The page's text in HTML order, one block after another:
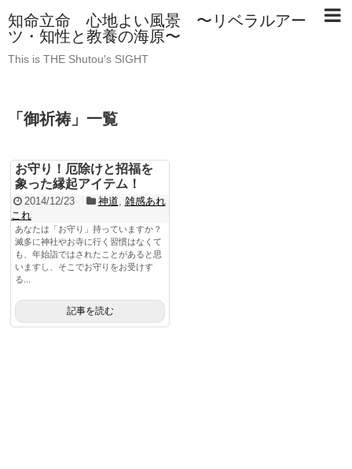
知命立命 心地よい風景 〜リベラルアー
ツ・知性と教養の海原〜
This is THE Shutou's SIGHT
「 御祈祷」 一覧
お守り！厄除けと招福を
象った縁起アイテム！
2014/12/23 神道 雑感あれ
これ
あなたは「お守り」持っていますか？
滅多に神社やお寺に行く習慣はなくて
も、年始詣ではされたことがあると思
いますし、そこでお守りをお受けす
る...
記事を読む